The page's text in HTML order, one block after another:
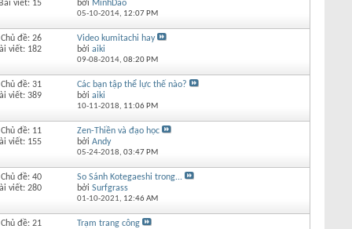
Bài viết: 15
bởi MinhDao
05-10-2014, 12:07 PM
Chủ đề: 26
viết: 182
Video kumitachi hay
bởi aiki
09-08-2014, 08:20 PM
Chủ đề: 31
viết: 389
Các bạn tập thể lực thế nào?
bởi aiki
10-11-2018, 11:06 PM
Chủ đề: 11
viết: 155
Zen-Thiền và đạo học
bởi Andy
05-24-2018, 03:47 PM
Chủ đề: 40
viết: 280
So Sánh Kotegaeshi trong...
bởi Surfgrass
01-10-2021, 12:46 AM
Chủ đề: 21
Trạm trang công